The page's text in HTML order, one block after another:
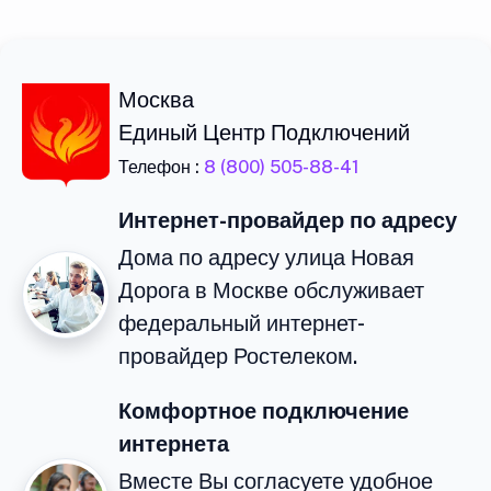
Москва
Единый Центр Подключений
Телефон : 8 (800) 505-88-41
Интернет-провайдер по адресу
Дома по адресу улица Новая
Дорога в Москве обслуживает
федеральный интернет-
провайдер Ростелеком.
Комфортное подключение
интернета
Вместе Вы согласуете удобное